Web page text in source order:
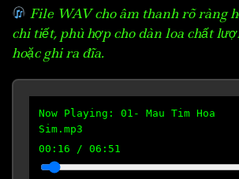
File WAV cho âm thanh rõ ràng
chi tiết, phù hợp cho dàn loa chất
hoặc ghi ra đĩa.
Now Playing: 01- Mau Tim Hoa
Sim.mp3
00:17 / 06:51